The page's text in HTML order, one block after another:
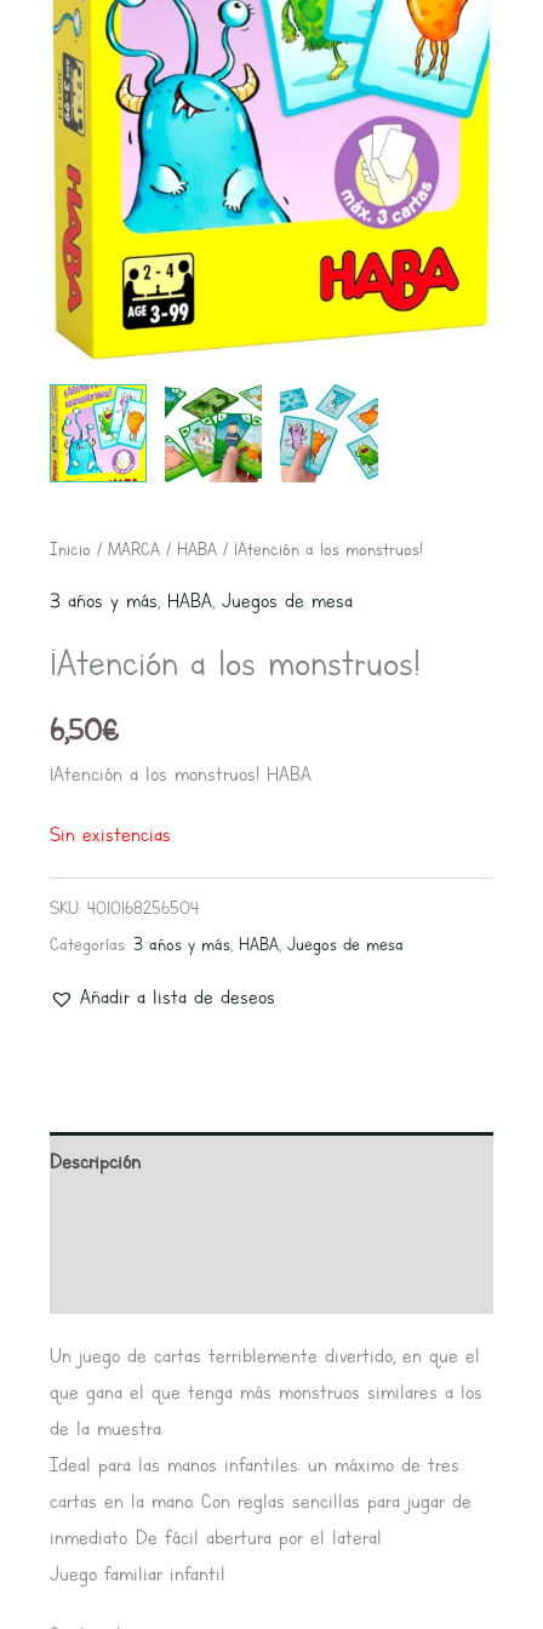
Inicio / MARCA/ HABA/ ¡Atención a los monstruos!
3 años y más, HABA, Juegos de mesa
¡Atención a los monstruos!
6,50€
¡Atención a los monstruos! HABA
Sin existencias
SKU: 4010168256504
Categorías: 3 años y más, HABA, Juegos de mesa
Añadir a lista de deseos
Descripción
Un juego de cartas terriblemente divertido, en que el
que gana el que tenga más monstruos similares a los
de la muestra
Ideal para las manos infantiles: un máximo de tres
cartas en la mano. Con reglas sencillas para jugar de
inmediato. De fácil abertura por el lateral
Juego familiar infantil